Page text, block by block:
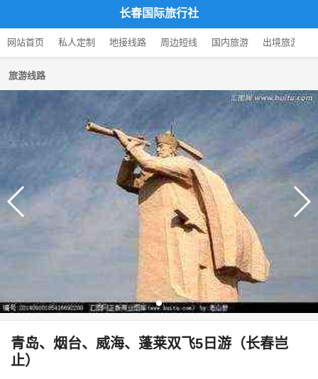
长春国际旅行社
网站首页 私人定制 地接线路 周边短线 国内旅游 出境旅游
旅游线路
青岛、烟台、威海、蓬莱双飞5日游（长春岂
止）